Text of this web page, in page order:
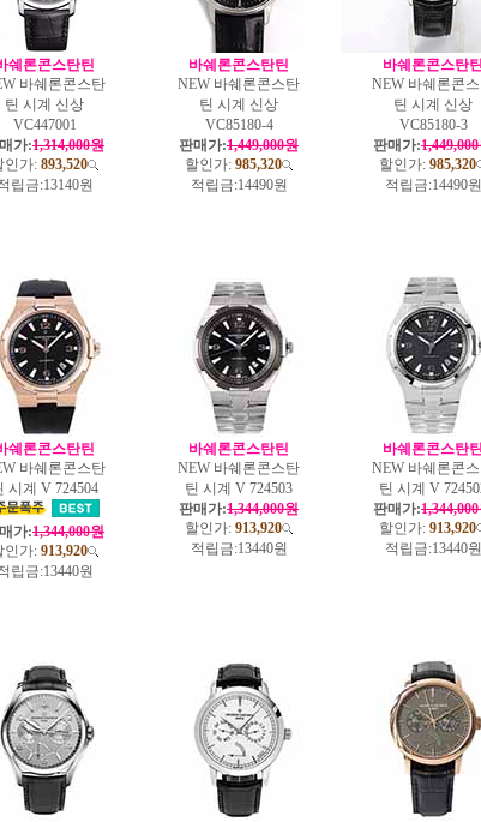
쉐론콘스탄틴
바쉐론콘스탄
틴 시계 신상
VC447001
가:1,314,000원
인가: 893,520
립금:13140원
바쉐론콘스탄틴
NEW 바쉐론콘스탄
틴 시계 신상
VC85180-4
판매가:1,449,000원
할인가: 985,320
적립금:14490원
바쉐론콘스탄틴
NEW 바쉐론콘
틴 시계 신상
VC85180-3
판매가:
할인가: 985,320
적립금:14490원
쉐론콘스탄틴
바쉐론콘스탄
시계 V 724504
가:1,344,000원
인가: 913,920
립금:13440원
바쉐론콘스탄틴
NEW 바쉐론콘스탄
틴 시계 V 724503
판매가:1,344,000원
할인가: 913,920
적립금:13440원
바쉐론콘스탄틴
NEW 바쉐론콘
틴 시계 V
판매가:
할인가: 913,920
적립금:13440원